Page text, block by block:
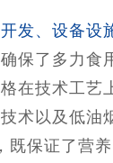
发、设备设
保了多力
在技术工
术以及低油
保证了营